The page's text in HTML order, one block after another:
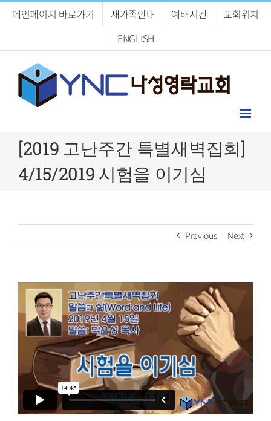
메인페이지 바로가기 새가족안내 예배시간
교회위치
ENGLISH
[2019 고난주간 특별새벽집회]
4/15/2019 시험을 이기심
Previous Next